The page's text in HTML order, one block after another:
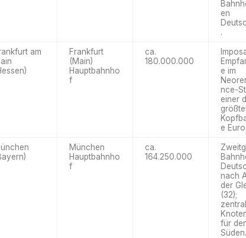
en
.
am
Frankfurt
(Main)
Hauptbahnho
f
ca.
180.000.000
e im
nce-
einer
e
München
Hauptbahnho
f
ca.
164.250.000
nach
der
(32);
für
Süden.